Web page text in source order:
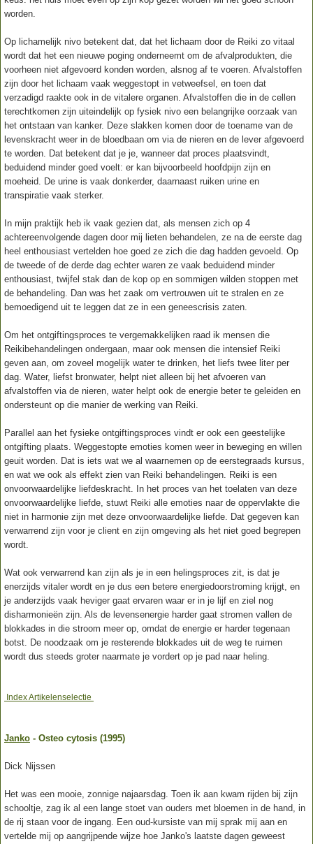
worden.
Op lichamelijk nivo betekent dat, dat het lichaam door de Reiki zo vitaal
wordt dat het een nieuwe poging onderneemt om de afvalprodukten, die
voorheen niet afgevoerd konden worden, alsnog af te voeren. Afvalstoffen
zijn door het lichaam vaak weggestopt in vetweefsel, en toen dat
verzadigd raakte ook in de vitalere organen. Afvalstoffen die in de cellen
terechtkomen zijn uiteindelijk op fysiek nivo een belangrijke oorzaak van
het ontstaan van kanker. Deze slakken komen door de toename van de
levenskracht weer in de bloedbaan om via de nieren en de lever afgevoerd
te worden. Dat betekent dat je je, wanneer dat proces plaatsvindt,
beduidend minder goed voelt: er kan bijvoorbeeld hoofdpijn zijn en
moeheid. De urine is vaak donkerder, daarnaast ruiken urine en
transpiratie vaak sterker.
In mijn praktijk heb ik vaak gezien dat, als mensen zich op 4
achtereenvolgende dagen door mij lieten behandelen, ze na de eerste dag
heel enthousiast vertelden hoe goed ze zich die dag hadden gevoeld. Op
de tweede of de derde dag echter waren ze vaak beduidend minder
enthousiast, twijfel stak dan de kop op en sommigen wilden stoppen met
de behandeling. Dan was het zaak om vertrouwen uit te stralen en ze
bemoedigend uit te leggen dat ze in een geneescrisis zaten.
Om het ontgiftingsproces te vergemakkelijken raad ik mensen die
Reikibehandelingen ondergaan, maar ook mensen die intensief Reiki
geven aan, om zoveel mogelijk water te drinken, het liefs twee liter per
dag. Water, liefst bronwater, helpt niet alleen bij het afvoeren van
afvalstoffen via de nieren, water helpt ook de energie beter te geleiden en
ondersteunt op die manier de werking van Reiki.
Parallel aan het fysieke ontgiftingsproces vindt er ook een geestelijke
ontgifting plaats. Weggestopte emoties komen weer in beweging en willen
geuit worden. Dat is iets wat we al waarnemen op de eerstegraads kursus,
en wat we ook als effekt zien van Reiki behandelingen. Reiki is een
onvoorwaardelijke liefdeskracht. In het proces van het toelaten van deze
onvoorwaardelijke liefde, stuwt Reiki alle emoties naar de oppervlakte die
niet in harmonie zijn met deze onvoorwaardelijke liefde. Dat gegeven kan
verwarrend zijn voor je client en zijn omgeving als het niet goed begrepen
wordt.
Wat ook verwarrend kan zijn als je in een helingsproces zit, is dat je
enerzijds vitaler wordt en je dus een betere energiedoorstroming krijgt, en
je anderzijds vaak heviger gaat ervaren waar er in je lijf en ziel nog
disharmonieën zijn. Als de levensenergie harder gaat stromen vallen de
blokkades in die stroom meer op, omdat de energie er harder tegenaan
botst. De noodzaak om je resterende blokkades uit de weg te ruimen
wordt dus steeds groter naarmate je vordert op je pad naar heling.
Index Artikelenselectie
Janko - Osteo cytosis (1995)
Dick Nijssen
Het was een mooie, zonnige najaarsdag. Toen ik aan kwam rijden bij zijn
schooltje, zag ik al een lange stoet van ouders met bloemen in de hand, in
de rij staan voor de ingang. Een oud-kursiste van mij sprak mij aan en
vertelde mij op aangrijpende wijze hoe Janko's laatste dagen geweest